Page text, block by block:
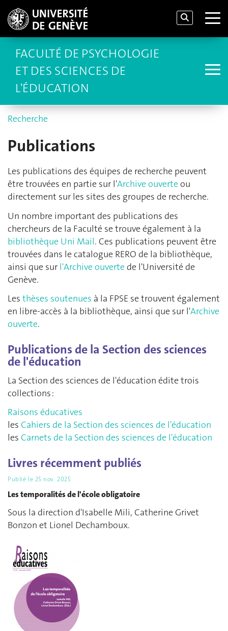
FACULTÉ DE PSYCHOLOGIE
ET DES SCIENCES DE
L'ÉDUCATION
Recherche
Publications
Les publications des équipes de recherche peuvent
être trouvées en partie sur l'Archive ouverteou
directement sur les sites des groupes de recherche.
Un nombre important des publications des
chercheurs de la Faculté se trouve également à la
bibliothèque Uni Mail. Ces publications peuvent être
trouvées dans le catalogue RERO de la bibliothèque,
ainsi que sur l'Archive ouverte de l'Université de
Genève.
Les thèses soutenues à la FPSE se trouvent également
en libre-accès à la bibliothèque, ainsi que sur l'Archive
ouverte.
Publications de la Section des sciences
de l'éducation
La Section des sciences de l'éducation édite trois
collections :
Raisons éducatives
les Cahiers de la Section des sciences de l'éducation
les Carnets de la Section des sciences de l'éducation
Livres récemment publiés
Publié le 25 nov. 2025
Les temporalités de l'école obligatoire
Sous la direction d'Isabelle Mili, Catherine Grivet
Bonzon et Lionel Dechamboux.